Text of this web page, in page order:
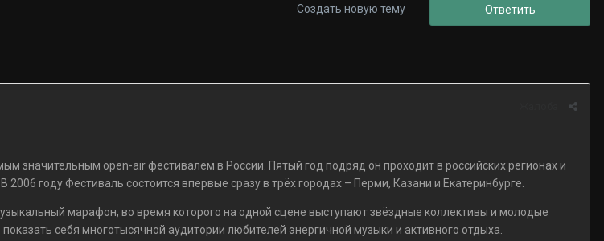
Ответить
Создать новую тему
значительным open-air фестивалем в России. Пятый год подряд он проходит в российских регионах и
году Фестиваль состоится впервые сразу в трёх городах – Перми, Казани и Екатеринбурге.
марафон, во время которого на одной сцене выступают звёздные коллективы и молодые
себя многотысячной аудитории любителей энергичной музыки и активного отдыха.